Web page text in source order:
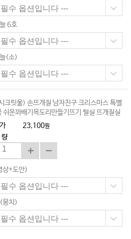
6호
(소)
크릿울) 손뜨개질 남자친구 크리스마스 특별
쉬운꽈배기목도리만들기뜨기 털실 뜨개질실
23,100원
상+도안)
뭉치)